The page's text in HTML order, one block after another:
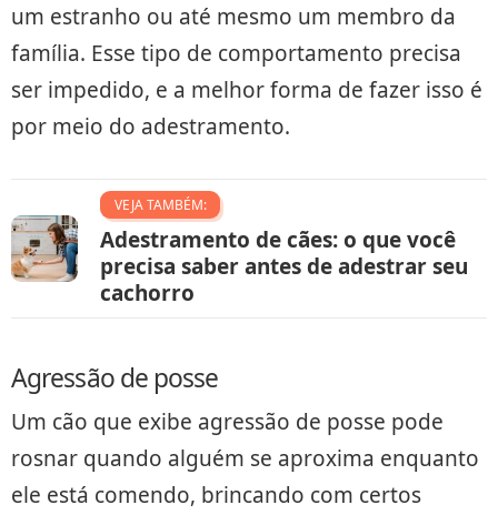
um estranho ou até mesmo um membro da
família. Esse tipo de comportamento precisa
ser impedido, e a melhor forma de fazer isso é
por meio do adestramento.
VEJA TAMBÉM:
Adestramento de cães: o que você
precisa saber antes de adestrar seu
cachorro
Agressão de posse
Um cão que exibe agressão de posse pode
rosnar quando alguém se aproxima enquanto
ele está comendo, brincando com certos